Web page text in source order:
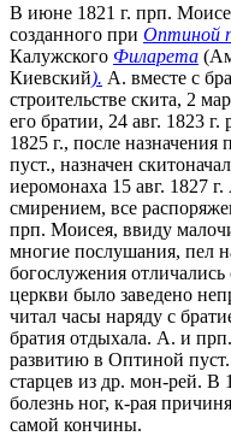
В июне 1821 г. прп.
созданного при Оптиной
Калужского Филарета
Киевский). А. вместе с
строительстве скита, 2
его братии, 24 авг. 1823
1825 г., после
пуст., назначен
иеромонаха 15 авг. 1827
смирением, все
прп. Моисея, ввиду
многие послушания, пел
богослужения
церкви было заведено
читал часы наряду с
братия отдыхала. А. и
развитию в Оптиной пуст.
старцев из др. мон-рей. В
болезнь ног, к-рая
самой кончины.